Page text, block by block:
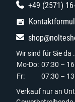
+49 (2571)
Wir sind für Sie da
Mo-Do: 07:30 –
Fr:
07:30 –
Verkauf nur an